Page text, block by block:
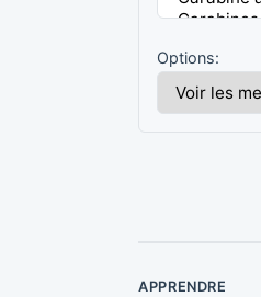
Options:
APPRENDRE